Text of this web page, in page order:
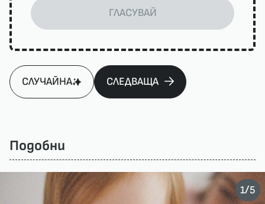
ГЛАСУВАЙ
СЛУЧАЙНА СЛЕДВАЩА
Подобни
1/5